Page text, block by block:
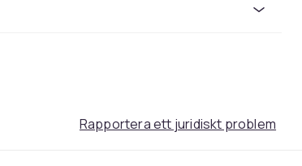
the iconic DC Comics hero in a new
Rapportera ett juridiskt problem